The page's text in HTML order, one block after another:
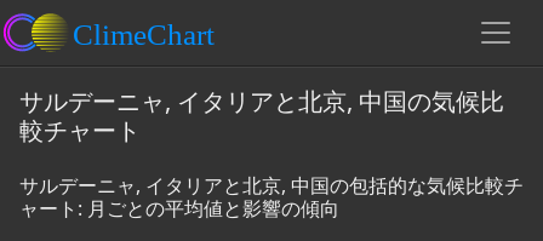
サルデーニャ, イタリアと北京, 中国の気候比
較チャート
サルデーニャ, イタリアと北京, 中国の包括的な気候比較チ
ャート: 月ごとの平均値と影響の傾向